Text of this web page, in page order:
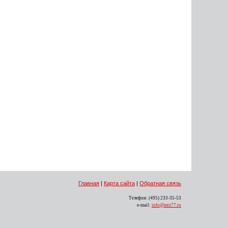
Главная| Карта сайта| Обратная связь
Телефон: (495) 233-35-53
e-mail: info@mtz77.ru